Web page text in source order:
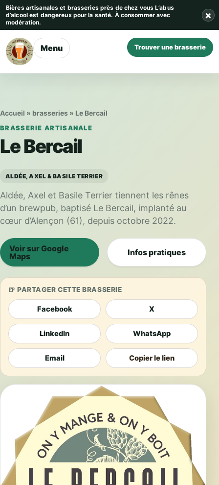
Aller au contenu
Bières artisanales et brasseries près de chez vous L’abus
d’alcool est dangereux pour la santé. À consommer avec
modération.
×
Menu Trouver une brasserie
Accueil » brasseries » Le Bercail
BRASSERIE ARTISANALE
Le Bercail
ALDÉE, AXEL & BASILE TERRIER
Aldée, Axel et Basile Terrier tiennent les rênes
d’un brewpub, baptisé Le Bercail, implanté au
cœur d’Alençon (61), depuis octobre 2022.
Voir sur Google
Maps
Infos pratiques
PARTAGER CETTE BRASSERIE
Facebook X
LinkedIn WhatsApp
Email Copier le lien